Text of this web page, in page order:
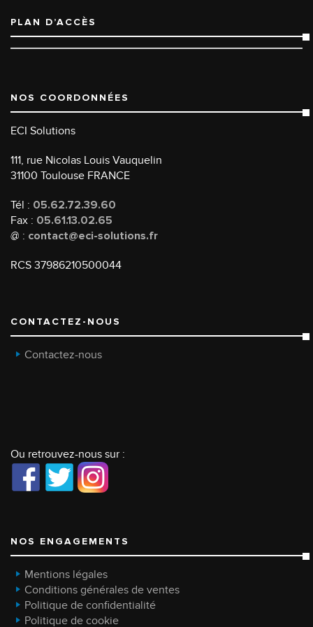
PLAN D’ACCÈS
NOS COORDONNÉES
ECI Solutions
111, rue Nicolas Louis Vauquelin
31100 Toulouse FRANCE
Tél : 05.62.72.39.60
Fax : 05.61.13.02.65
@ : contact@eci-solutions.fr
RCS 37986210500044
CONTACTEZ-NOUS
Contactez-nous
Ou retrouvez-nous sur :
NOS ENGAGEMENTS
Mentions légales
Conditions générales de ventes
Politique de confidentialité
Politique de cookie